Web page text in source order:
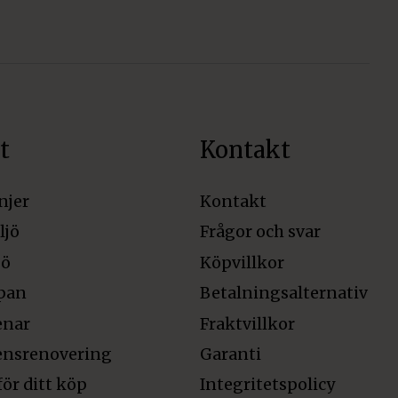
ditt köp
Kontakt
Kontakt
Frågor och svar
Köpvillkor
Betalningsalternativ
Fraktvillkor
Garanti
Integritetspolicy